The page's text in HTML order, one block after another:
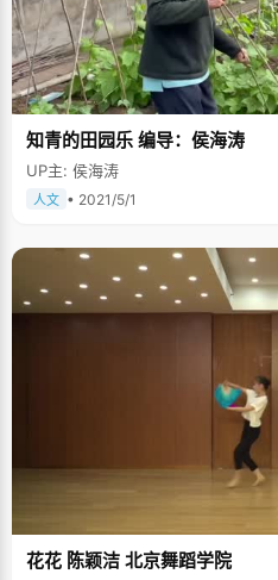
知青的田园乐 编导：侯海涛
UP主: 侯海涛
人文 • 2021/5/1
花花 陈颖洁 北京舞蹈学院